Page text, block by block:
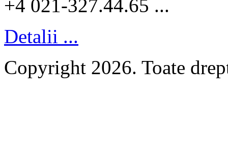
+4 021-327.44.65 ...
Detalii ...
Copyright 2026. Toate